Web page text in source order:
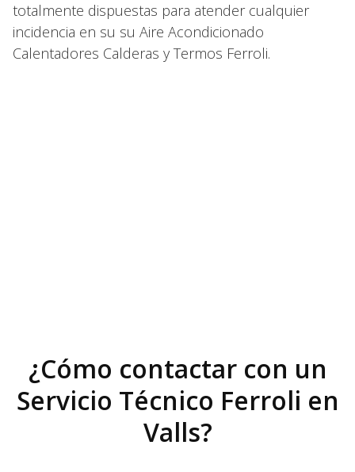
totalmente dispuestas para atender cualquier
incidencia en su su Aire Acondicionado
Calentadores Calderas y Termos Ferroli.
¿Cómo contactar con un
Servicio Técnico Ferroli en
Valls?